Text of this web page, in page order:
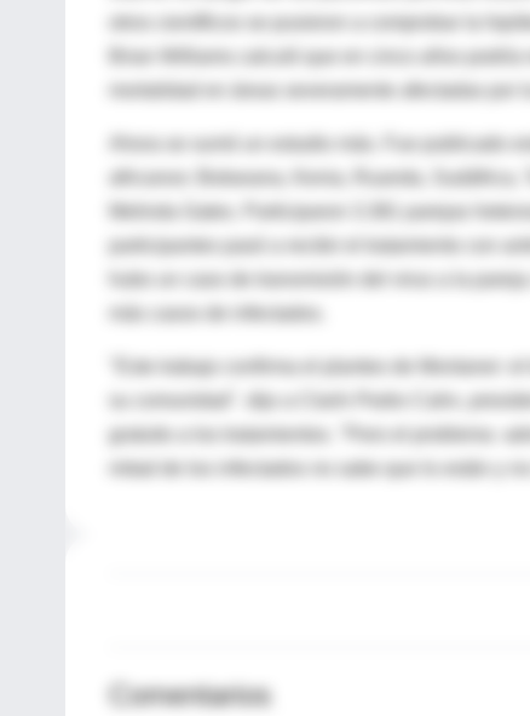
africanos: Botswana, Kenia, Ruanda,
Melinda Gates. Participaron 3.381 parejas
participantes pasó a recibir el tratamiento con
hubo un caso de transmisión del virus a la
su comunidad". dijo a Clarín Pedro Cahn,
gratuito a los tratamientos. "Pero el problema -
Comentarios